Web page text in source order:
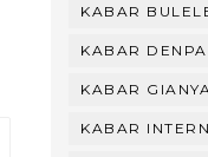
KABAR
KABAR
KABAR
KABAR